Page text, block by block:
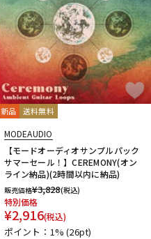
新品 送料無料
MODEAUDIO
【モードオーディオサンプルパック
サマーセール！】CEREMONY(オン
ライン納品)(2時間以内に納品)
販売価格¥3,828(税込)
特別価格
¥2,916(税込)
ポイント：1%(26pt)